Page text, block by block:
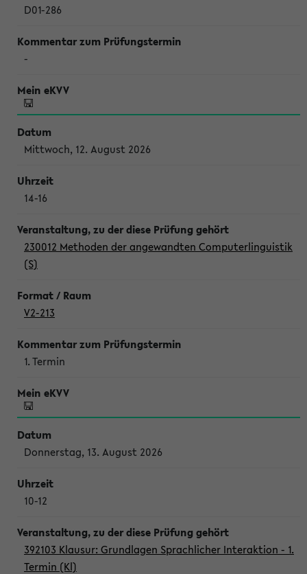
D01-286
-
Mittwoch, 12. August 2026
14-16
230012 Methoden der angewandten Computerlinguistik
(S)
V2-213
1. Termin
Donnerstag, 13. August 2026
10-12
392103 Klausur: Grundlagen Sprachlicher Interaktion - 1.
Termin (Kl)